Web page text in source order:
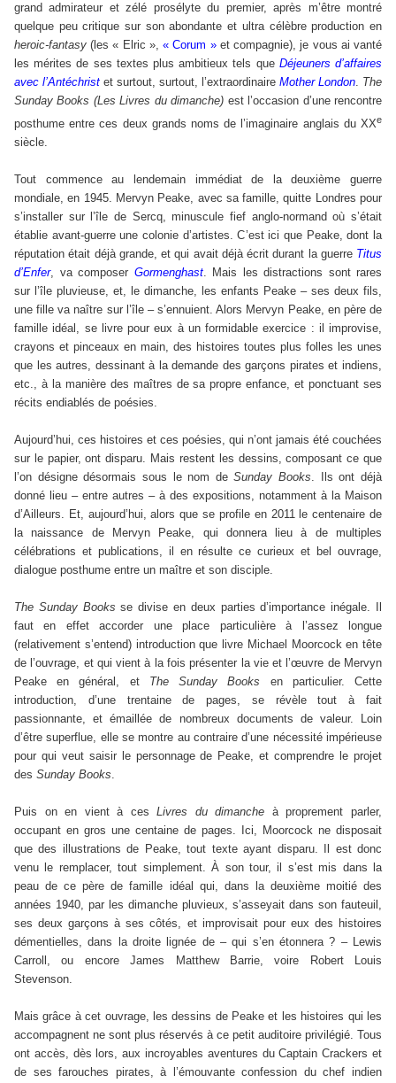
grand admirateur et zélé prosélyte du premier, après m’être montré
quelque peu critique sur son abondante et ultra célèbre production en
heroic-fantasy (les « Elric »,« Corum »et compagnie), je vous ai vanté
les mérites de ses textes plus ambitieux tels que Déjeuners d’affaires
avec l’Antéchrist et surtout, surtout, l’extraordinaire Mother London. The
Sunday Books (Les Livres du dimanche) est l’occasion d’une rencontre
posthume entre ces deux grands noms de l’imaginaire anglais du XXe
siècle.
Tout commence au lendemain immédiat de la deuxième guerre
mondiale, en 1945. Mervyn Peake, avec sa famille, quitte Londres pour
s’installer sur l’île de Sercq, minuscule fief anglo-normand où s’était
établie avant-guerre une colonie d’artistes. C’est ici que Peake, dont la
réputation était déjà grande, et qui avait déjà écrit durant la guerre Titus
d’Enfer, va composer Gormenghast. Mais les distractions sont rares
sur l’île pluvieuse, et, le dimanche, les enfants Peake – ses deux fils,
une fille va naître sur l’île – s’ennuient. Alors Mervyn Peake, en père de
famille idéal, se livre pour eux à un formidable exercice : il improvise,
crayons et pinceaux en main, des histoires toutes plus folles les unes
que les autres, dessinant à la demande des garçons pirates et indiens,
etc., à la manière des maîtres de sa propre enfance, et ponctuant ses
récits endiablés de poésies.
Aujourd’hui, ces histoires et ces poésies, qui n’ont jamais été couchées
sur le papier, ont disparu. Mais restent les dessins, composant ce que
l’on désigne désormais sous le nom deSunday Books . Ils ont déjà
donné lieu – entre autres – à des expositions, notamment à la Maison
d’Ailleurs. Et, aujourd’hui, alors que se profile en 2011 le centenaire de
la naissance de Mervyn Peake, qui donnera lieu à de multiples
célébrations et publications, il en résulte ce curieux et bel ouvrage,
dialogue posthume entre un maître et son disciple.
The Sunday Books se divise en deux parties d’importance inégale. Il
faut en effet accorder une place particulière à l’assez longue
(relativement s’entend) introduction que livre Michael Moorcock en tête
de l’ouvrage, et qui vient à la fois présenter la vie et l’œuvre de Mervyn
Peake en général, et The Sunday Books en particulier. Cette
introduction, d’une trentaine de pages, se révèle tout à fait
passionnante, et émaillée de nombreux documents de valeur. Loin
d’être superflue, elle se montre au contraire d’une nécessité impérieuse
pour qui veut saisir le personnage de Peake, et comprendre le projet
des Sunday Books
Puis on en vient à cesLivres du dimanche à proprement parler,
occupant en gros une centaine de pages. Ici, Moorcock ne disposait
que des illustrations de Peake, tout texte ayant disparu. Il est donc
venu le remplacer, tout simplement. À son tour, il s’est mis dans la
peau de ce père de famille idéal qui, dans la deuxième moitié des
années 1940, par les dimanche pluvieux, s’asseyait dans son fauteuil,
ses deux garçons à ses côtés, et improvisait pour eux des histoires
démentielles, dans la droite lignée de – qui s’en étonnera ? – Lewis
Carroll, ou encore James Matthew Barrie, voire Robert Louis
Stevenson.
Mais grâce à cet ouvrage, les dessins de Peake et les histoires qui les
accompagnent ne sont plus réservés à ce petit auditoire privilégié. Tous
ont accès, dès lors, aux incroyables aventures du Captain Crackers et
de ses farouches pirates, à l’émouvante confession du chef indien